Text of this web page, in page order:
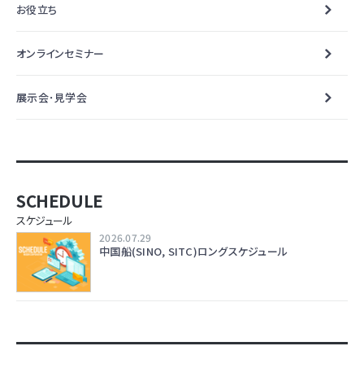
お役立ち
オンラインセミナー
展示会･見学会
SCHEDULE
スケジュール
2026.07.29
中国船(SINO, SITC)ロングスケジュール